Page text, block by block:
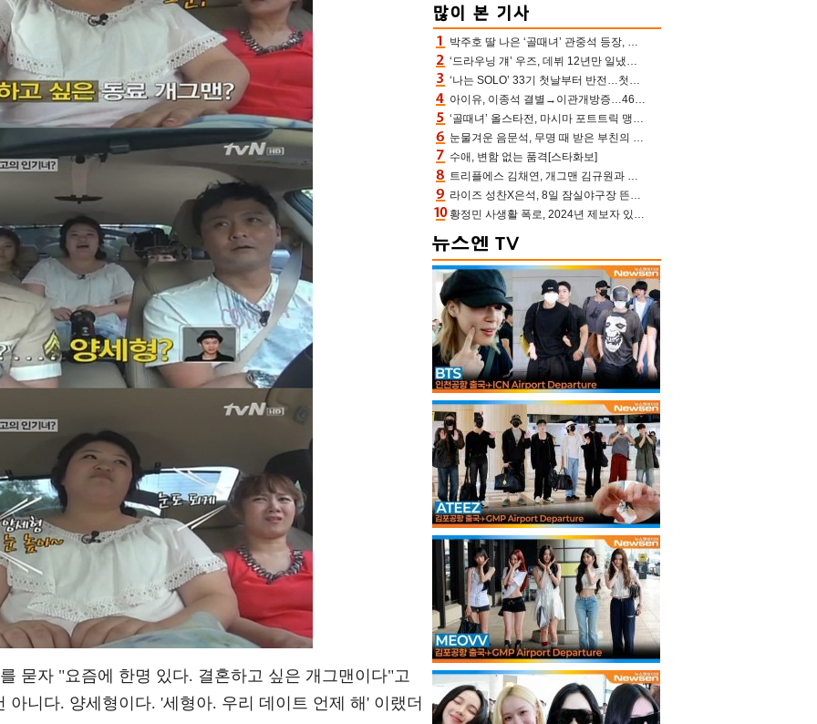
묻자 "요즘에 한명 있다. 결혼하고 싶은 개그맨이다"고
니다. 양세형이다. '세형아. 우리 데이트 언제 해' 이랬더
박주호 딸 나은 ‘골때녀’ 관중석 등장, 김민재 복제인간 보고 혼란 [결정적장면]
‘드라우닝 걔’ 우즈, 데뷔 12년만 일냈다…체조경기장 입성 확정
‘나는 SOLO’ 33기 첫날부터 반전…첫인상 0표 영호, 호감남 급부상
아이유, 이종석 결별→이관개방증…46장 꽉 채운 유애나 ♥ “열심히 사는 중”
‘골때녀’ 올스타전, 마시마 포트트릭 맹추격전 5:4 골 잔치 ‘짜릿’ [어제TV]
눈물겨운 음문석, 무명 때 받은 부친의 전재산→폐암 父 세상 떠나기 전 여행(유퀴즈)[어제TV]
수애, 변함 없는 품격[스타화보]
트리플에스 김채연, 개그맨 김규원과 함께 프리뷰쇼 진행 [포토엔HD]
라이즈 성찬X은석, 8일 잠실야구장 뜬다…시구 시타+특별공연까지
황정민 사생활 폭로, 2024년 제보자 있었나 “네가 회사에 전화했니” 녹취록 공개 파장